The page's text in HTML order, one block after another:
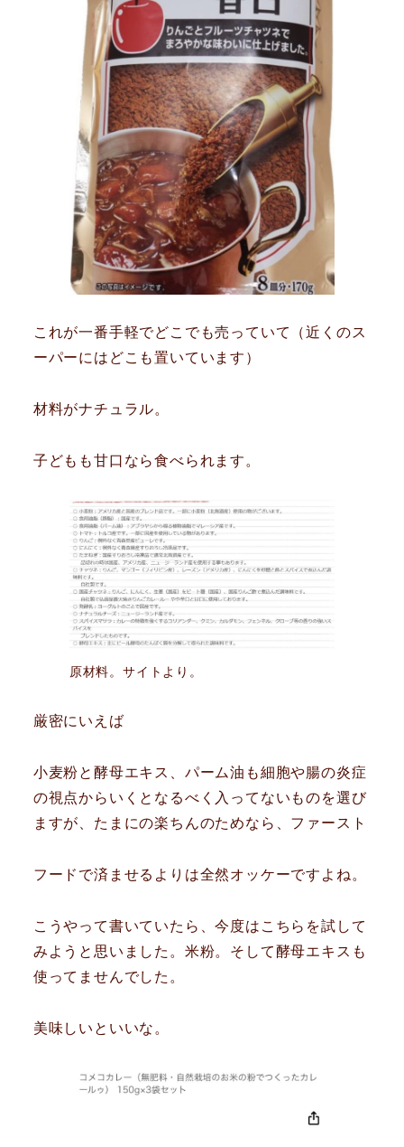
これが一番手軽でどこでも売っていて（近くのス
ーパーにはどこも置いています）
材料がナチュラル。
子どもも甘口なら食べられます。
原材料。サイトより。
厳密にいえば
小麦粉と酵母エキス、パーム油も細胞や腸の炎症
の視点からいくとなるべく入ってないものを選び
ますが、たまにの楽ちんのためなら、ファースト
フードで済ませるよりは全然オッケーですよね。
こうやって書いていたら、今度はこちらを試して
みようと思いました。米粉。そして酵母エキスも
使ってませんでした。
美味しいといいな。